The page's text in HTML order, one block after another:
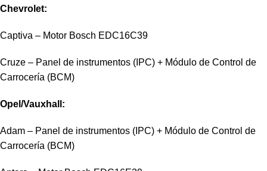
Chevrolet:
Captiva – Motor Bosch EDC16C39
Cruze – Panel de instrumentos (IPC) + Módulo de Control de
Carrocería (BCM)
Opel/Vauxhall:
Adam – Panel de instrumentos (IPC) + Módulo de Control de
Carrocería (BCM)